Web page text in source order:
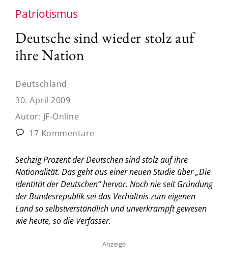
Patriotismus
Deutsche sind wieder stolz auf
ihre Nation
Deutschland
30. April 2009
Autor: JF-Online
17 Kommentare
Sechzig Prozent der Deutschen sind stolz auf ihre
Nationalität. Das geht aus einer neuen Studie über „Die
Identität der Deutschen“ hervor. Noch nie seit Gründung
der Bundesrepublik sei das Verhältnis zum eigenen
Land so selbstverständlich und unverkrampft gewesen
wie heute, so die Verfasser.
Anzeige